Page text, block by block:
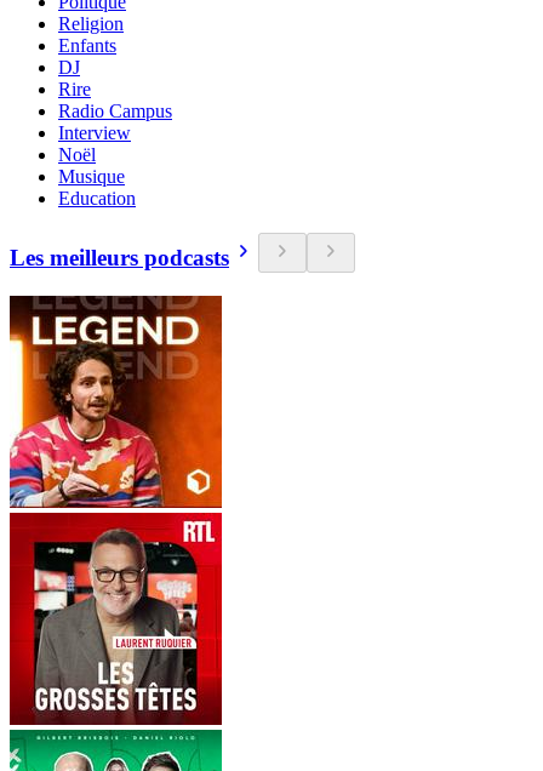
Religion
Enfants
DJ
Rire
Radio Campus
Interview
Noël
Musique
Education
Les meilleurs podcasts